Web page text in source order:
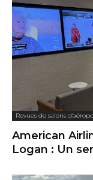
Revues de salons
American
Logan : Un